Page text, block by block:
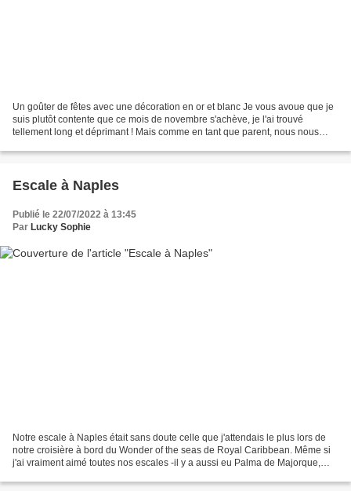
Un goûter de fêtes avec une décoration en or et blanc Je vous avoue que je
suis plutôt contente que ce mois de novembre s'achève, je l'ai trouvé
tellement long et déprimant ! Mais comme en tant que parent, nous nous
Escale à Naples
Publié le 22/07/2022 à 13:45
Par Lucky Sophie
Notre escale à Naples était sans doute celle que j'attendais le plus lors de
notre croisière à bord du Wonder of the seas de Royal Caribbean. Même si
j'ai vraiment aimé toutes nos escales -il y a aussi eu Palma de Majorque,